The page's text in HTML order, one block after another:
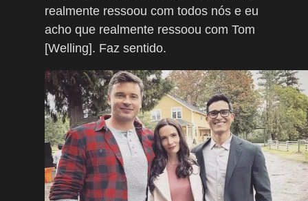
realmente ressoou com todos nós e eu
acho que realmente ressoou com Tom
[Welling]. Faz sentido.